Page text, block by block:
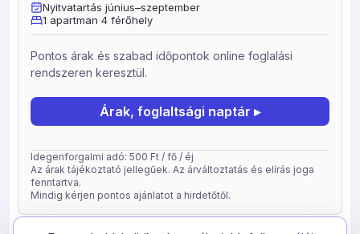
Nyitvatartás június–szeptember
1 apartman 4 férőhely
Pontos árak és szabad időpontok online foglalási
rendszeren keresztül.
Árak, foglaltsági naptár ▸
Idegenforgalmi adó: 500 Ft / fő / éj
Az árak tájékoztató jellegűek. Az árváltoztatás és elírás joga
fenntartva.
Mindig kérjen pontos ajánlatot a hirdetőtől.
frissítve: 2026-05-05